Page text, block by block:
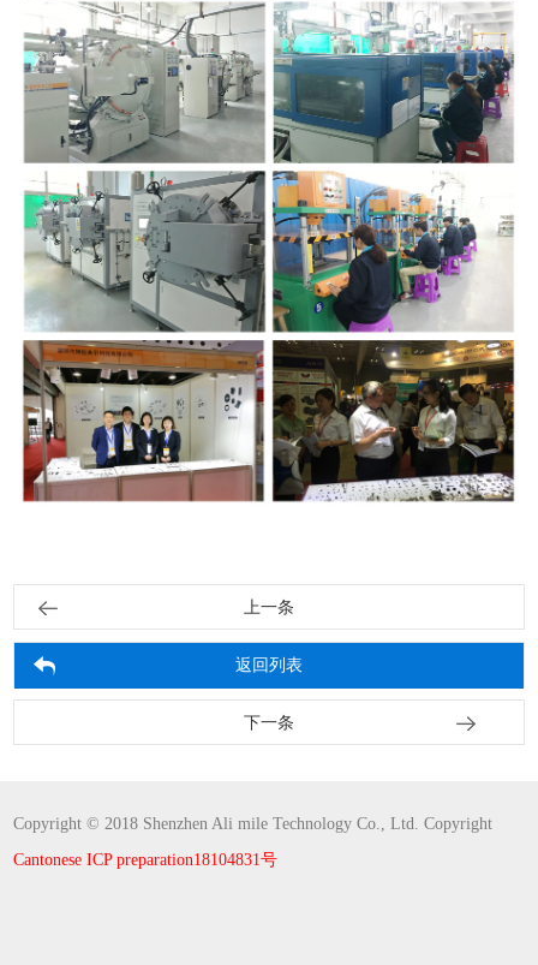
上一条
返回列表
下一条
Copyright © 2018 Shenzhen Ali mile Technology Co., Ltd. Copyright
Cantonese ICP preparation18104831号